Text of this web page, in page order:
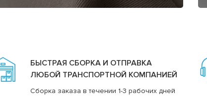
БЫСТРАЯ СБОРКА И ОТПРАВКА
ЛЮБОЙ ТРАНСПОРТНОЙ КОМПАНИЕЙ
Сборка заказа в течении 1-3 рабочих дней